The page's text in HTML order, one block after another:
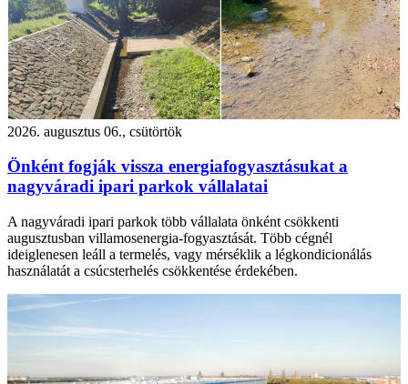
2026. augusztus 06., csütörtök
Önként fogják vissza energiafogyasztásukat a
nagyváradi ipari parkok vállalatai
A nagyváradi ipari parkok több vállalata önként csökkenti
augusztusban villamosenergia-fogyasztását. Több cégnél
ideiglenesen leáll a termelés, vagy mérséklik a légkondicionálás
használatát a csúcsterhelés csökkentése érdekében.